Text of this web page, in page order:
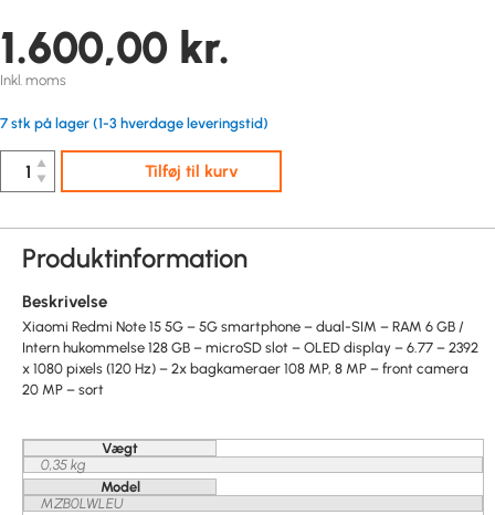
1.600,00 kr.
Inkl. moms
7 stk på lager (1-3 hverdage leveringstid)
▲
▼
Tilføj til kurv
Produktinformation
Beskrivelse
Xiaomi Redmi Note 15 5G – 5G smartphone – dual-SIM – RAM 6 GB /
Intern hukommelse 128 GB – microSD slot – OLED display – 6.77 – 2392
x 1080 pixels (120 Hz) – 2x bagkameraer 108 MP, 8 MP – front camera
20 MP – sort
Vægt
0,35 kg
Model
MZB0LWLEU